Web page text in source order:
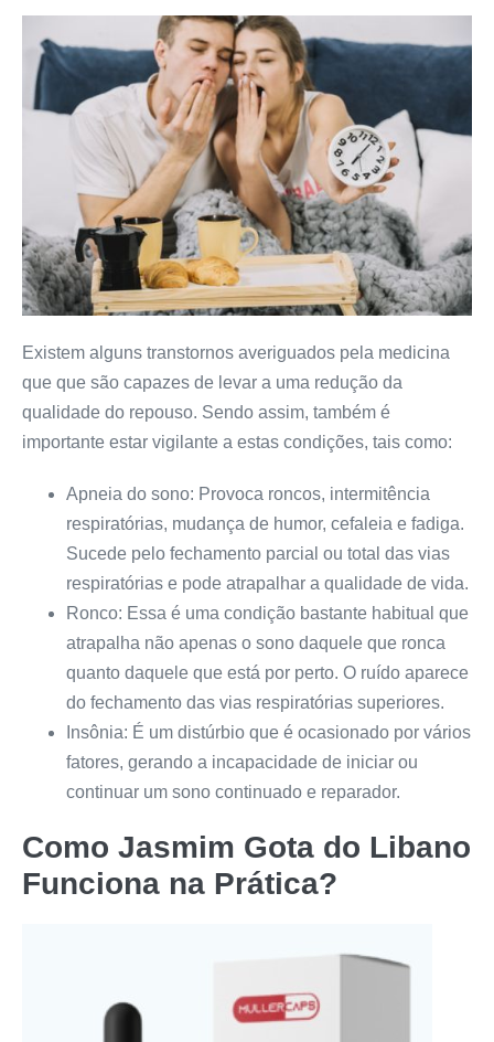
Existem alguns transtornos averiguados pela medicina
que que são capazes de levar a uma redução da
qualidade do repouso. Sendo assim, também é
importante estar vigilante a estas condições, tais como:
Apneia do sono: Provoca roncos, intermitência
respiratórias, mudança de humor, cefaleia e fadiga.
Sucede pelo fechamento parcial ou total das vias
respiratórias e pode atrapalhar a qualidade de vida.
Ronco: Essa é uma condição bastante habitual que
atrapalha não apenas o sono daquele que ronca
quanto daquele que está por perto. O ruído aparece
do fechamento das vias respiratórias superiores.
Insônia: É um distúrbio que é ocasionado por vários
fatores, gerando a incapacidade de iniciar ou
continuar um sono continuado e reparador.
Como Jasmim Gota do Libano
Funciona na Prática?